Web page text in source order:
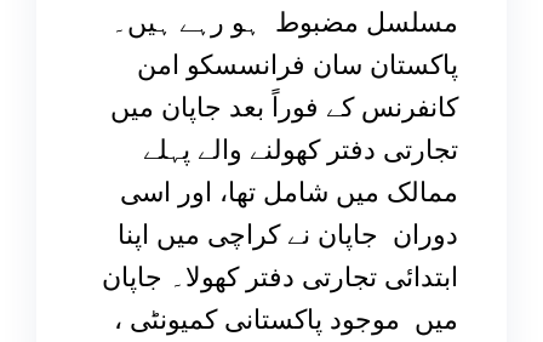
مسلسل مضبوط ہو رہے ہیں۔
پاکستان سان فرانسسکو امن
کانفرنس کے فوراً بعد جاپان میں
تجارتی دفتر کھولنے والے پہلے
ممالک میں شامل تھا، اور اسی
دوران جاپان نے کراچی میں اپنا
ابتدائی تجارتی دفتر کھولا۔ جاپان
میں موجود پاکستانی کمیونٹی ،